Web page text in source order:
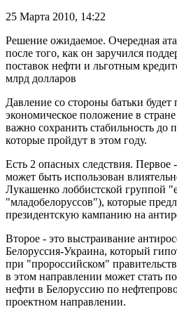
25 Марта 2010, 14:22
Решение ожидаемое. Очередная
после того, как он заручился
поставок нефти и льготным
млрд долларов
Давление со стороны батьки будет
экономическое положение в
важно сохранить стабильность до
которые пройдут в этом году.
Есть 2 опасных следствия. Первое
может быть использован
Лукашенко лоббистской группой
"младобелоруссов"), которые
президентскую кампанию на
Второе - это выстраивание
Белоруссия-Украина, который
при "пророссийском"
в этом направлении может стать
нефти в Белоруссию по
проектном направлении.